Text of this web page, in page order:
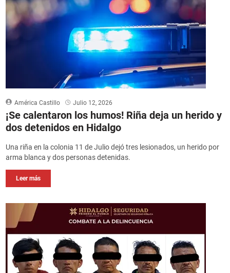
América Castillo Julio 12, 2026
¡Se calentaron los humos! Riña deja un herido y
dos detenidos en Hidalgo
Una riña en la colonia 11 de Julio dejó tres lesionados, un herido por
arma blanca y dos personas detenidas.
Leer más